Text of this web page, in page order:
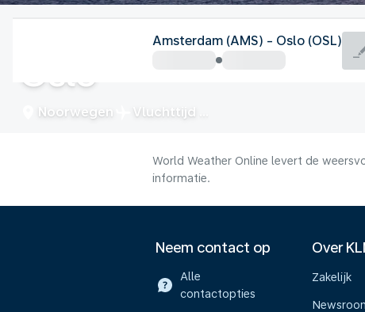
Oslo
Noorwegen Vluchttijd
Amsterdam (AMS) - Oslo (OSL)
World Weather Online levert de
informatie.
Neem contact op
Alle
contactopties
Over
Zakelijk